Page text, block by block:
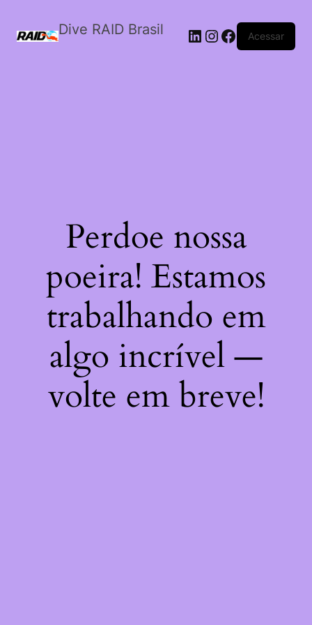
Dive RAID Brasil LinkedIn
Instagram
FacebookAcessar
Perdoe nossa
poeira! Estamos
trabalhando em
algo incrível —
volte em breve!